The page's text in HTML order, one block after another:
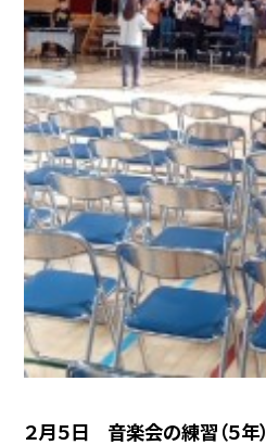
２月５日 音楽会の練習（５年）